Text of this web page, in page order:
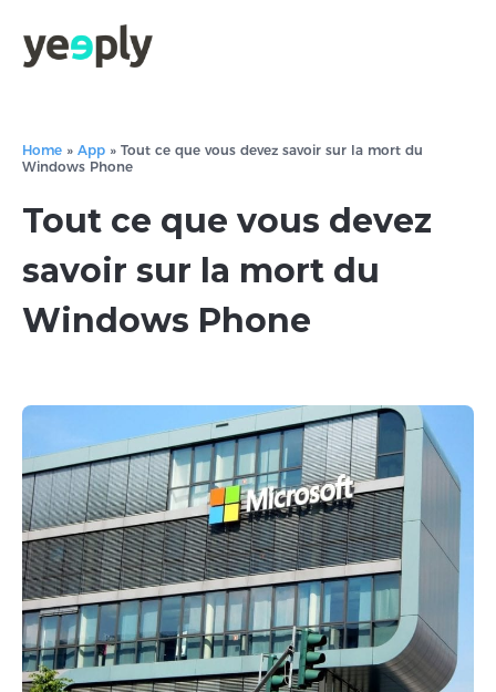
Home » App » Tout ce que vous devez savoir sur la mort du
Windows Phone
Tout ce que vous devez
savoir sur la mort du
Windows Phone